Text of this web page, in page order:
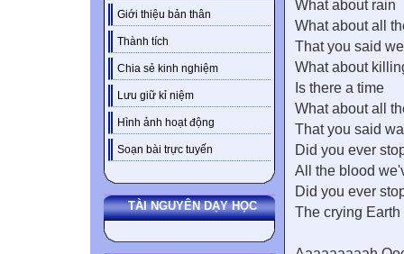
Giới thiệu bản thân
Thành tích
Chia sẻ kinh nghiệm
Lưu giữ kỉ niệm
Hình ảnh hoạt động
Soạn bài trực tuyến
TÀI NGUYÊN DẠY HỌC
What about rain
What about all
That you said
What about
Is there a time
What about all
That you said
Did you ever
All the blood
Did you ever
The crying